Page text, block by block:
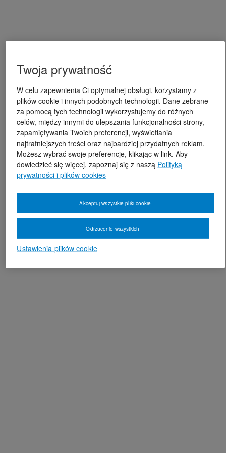
Twoja prywatność
W celu zapewnienia Ci optymalnej obsługi, korzystamy z
plików cookie i innych podobnych technologii. Dane zebrane
za pomocą tych technologii wykorzystujemy do różnych
celów, między innymi do ulepszania funkcjonalności strony,
zapamiętywania Twoich preferencji, wyświetlania
najtrafniejszych treści oraz najbardziej przydatnych reklam.
Możesz wybrać swoje preferencje, klikając w link. Aby
dowiedzieć się więcej, zapoznaj się z naszą Polityką
prywatności i plików cookies
Ustawienia plików cookie
Odrzucenie wszystkich
Akceptuj wszystkie pliki cookie